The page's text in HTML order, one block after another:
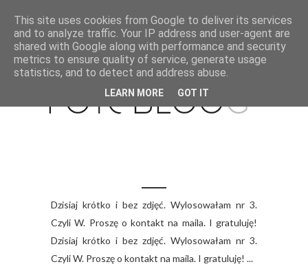
Dzisiaj krótko i bez zdjęć. Wylosowałam nr 3.
Czyli W. Proszę o kontakt na maila. I gratuluję!
Dzisiaj krótko i bez zdjęć. Wylosowałam nr 3.
Czyli W. Proszę o kontakt na maila. I gratuluję! ...
This site uses cookies from Google to deliver its services
and to analyze traffic. Your IP address and user-agent are
shared with Google along with performance and security
metrics to ensure quality of service, generate usage
statistics, and to detect and address abuse.
LEARN MORE GOT IT